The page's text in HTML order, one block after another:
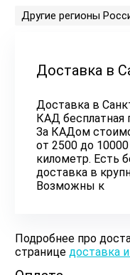
Другие регионы
Доставка в
Доставка в
КАД бесплатная
За КАДом
от 2500 до
километр. Есть
доставка в
Возможны к
Подробнее про
страницедоставка